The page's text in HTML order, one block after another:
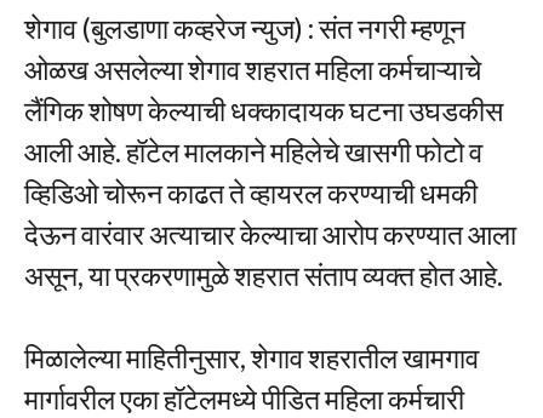
शेगाव (बुलडाणा कव्हरेज न्युज) : संत नगरी म्हणून
ओळख असलेल्या शेगाव शहरात महिला कर्मचाऱ्याचे
लैंगिक शोषण केल्याची धक्कादायक घटना उघडकीस
आली आहे. हॉटेल मालकाने महिलेचे खासगी फोटो व
व्हिडिओ चोरून काढत ते व्हायरल करण्याची धमकी
देऊन वारंवार अत्याचार केल्याचा आरोप करण्यात आला
असून, या प्रकरणामुळे शहरात संताप व्यक्त होत आहे.
मिळालेल्या माहितीनुसार, शेगाव शहरातील खामगाव
मार्गावरील एका हॉटेलमध्ये पीडित महिला कर्मचारी